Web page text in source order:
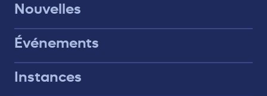
Nouvelles
Événements
Instances